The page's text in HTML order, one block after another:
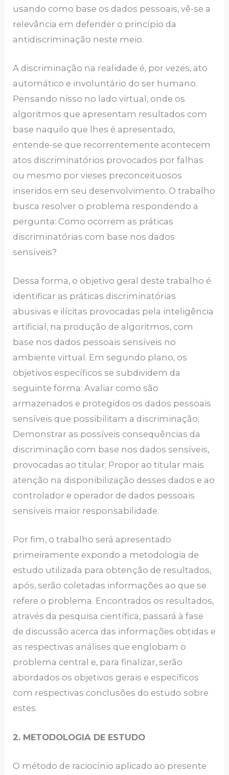
usando como base os dados pessoais, vê-se a
relevância em defender o princípio da
antidiscriminação neste meio.
A discriminação na realidade é, por vezes, ato
automático e involuntário do ser humano.
Pensando nisso no lado virtual, onde os
algoritmos que apresentam resultados com
base naquilo que lhes é apresentado,
entende-se que recorrentemente acontecem
atos discriminatórios provocados por falhas
ou mesmo por vieses preconceituosos
inseridos em seu desenvolvimento. O trabalho
busca resolver o problema respondendo a
pergunta: Como ocorrem as práticas
discriminatórias com base nos dados
sensíveis?
Dessa forma, o objetivo geral deste trabalho é
identificar as práticas discriminatórias
abusivas e ilícitas provocadas pela inteligência
artificial, na produção de algoritmos, com
base nos dados pessoais sensíveis no
ambiente virtual. Em segundo plano, os
objetivos específicos se subdividem da
seguinte forma: Avaliar como são
armazenados e protegidos os dados pessoais
sensíveis que possibilitam a discriminação;
Demonstrar as possíveis consequências da
discriminação com base nos dados sensíveis,
provocadas ao titular; Propor ao titular mais
atenção na disponibilização desses dados e ao
controlador e operador de dados pessoais
sensíveis maior responsabilidade.
Por fim, o trabalho será apresentado
primeiramente expondo a metodologia de
estudo utilizada para obtenção de resultados,
após, serão coletadas informações ao que se
refere o problema. Encontrados os resultados,
através da pesquisa científica, passará à fase
de discussão acerca das informações obtidas e
as respectivas análises que englobam o
problema central e, para finalizar, serão
abordados os objetivos gerais e específicos
com respectivas conclusões do estudo sobre
estes.
2. METODOLOGIA DE ESTUDO
O método de raciocínio aplicado ao presente